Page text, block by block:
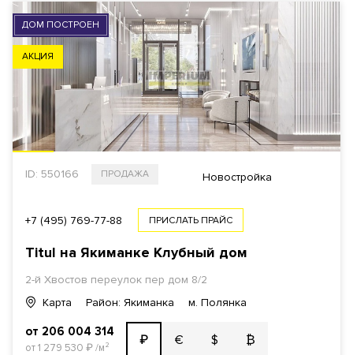
ДОМ ПОСТРОЕН
АКЦИЯ
ID: 550166 ПРОДАЖА Новостройка
+7 (495) 769-77-88 ПРИСЛАТЬ ПРАЙС
Titul на Якиманке Клубный дом
2-й Хвостов переулок пер дом 8/2
Карта
Район: Якиманка м. Полянка
от 206 004 314
от 1 279 530 ₽/м² ₽ € $ ₿